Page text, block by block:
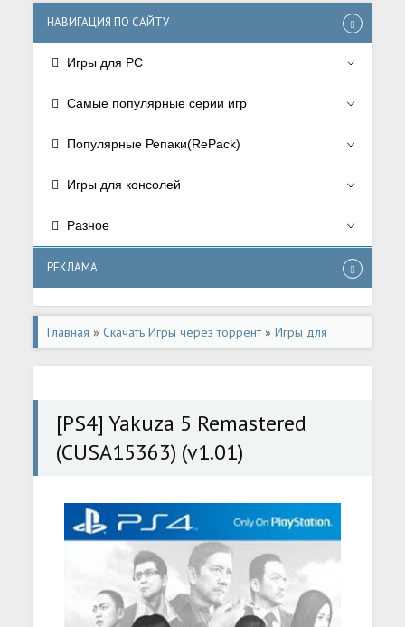
НАВИГАЦИЯ ПО САЙТУ
Игры для PC
Самые популярные серии игр
Популярные Репаки(RePack)
Игры для консолей
Разное
РЕКЛАМА
Главная » Скачать Игры через торрент»Игры для
консолей»Игры для Playstation 4
[PS4] Yakuza 5 Remastered
(CUSA15363) (v1.01)